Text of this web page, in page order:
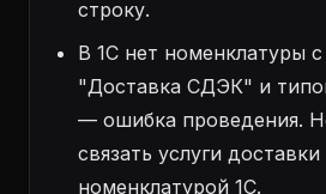
строку.
В 1С нет номенклатуры
"Доставка СДЭК" и
— ошибка проведения.
связать услуги доставки
номенклатурой 1С.